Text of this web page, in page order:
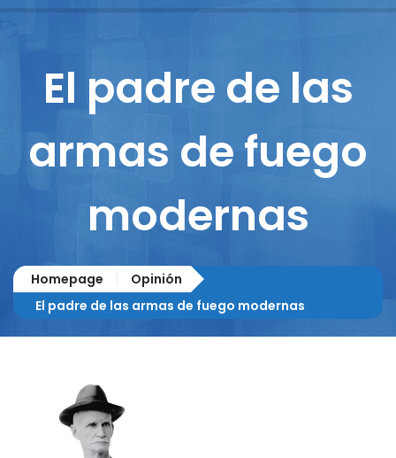
Reportajes
El padre de las
armas de fuego
modernas
Homepage
Opinión
El padre de las armas de fuego modernas